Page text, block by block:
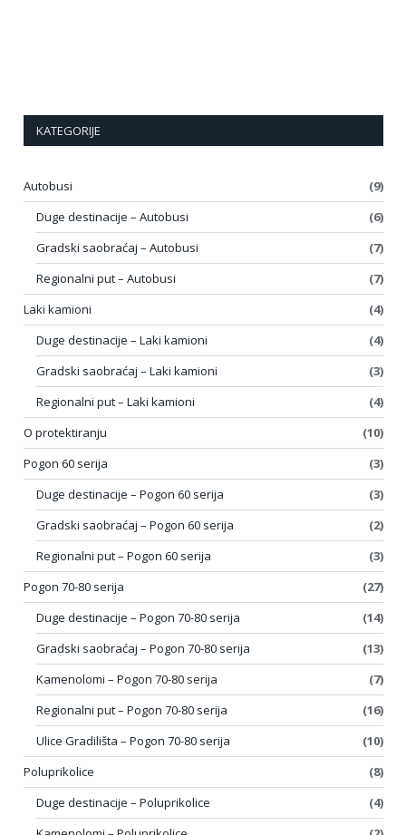
KATEGORIJE
Autobusi
(9)
Duge destinacije – Autobusi
(6)
Gradski saobraćaj – Autobusi
(7)
Regionalni put – Autobusi
(7)
Laki kamioni
(4)
Duge destinacije – Laki kamioni
(4)
Gradski saobraćaj – Laki kamioni
(3)
Regionalni put – Laki kamioni
(4)
O protektiranju
(10)
Pogon 60 serija
(3)
Duge destinacije – Pogon 60 serija
(3)
Gradski saobraćaj – Pogon 60 serija
(2)
Regionalni put – Pogon 60 serija
(3)
Pogon 70-80 serija
(27)
Duge destinacije – Pogon 70-80 serija
(14)
Gradski saobraćaj – Pogon 70-80 serija
(13)
Kamenolomi – Pogon 70-80 serija
(7)
Regionalni put – Pogon 70-80 serija
(16)
Ulice Gradilišta – Pogon 70-80 serija
(10)
Poluprikolice
(8)
Duge destinacije – Poluprikolice
(4)